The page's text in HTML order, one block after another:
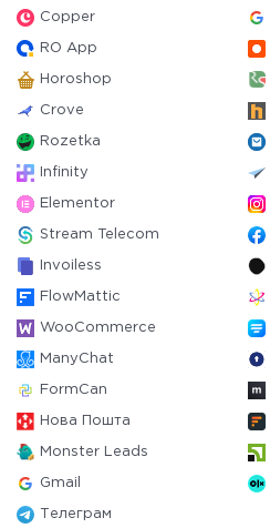
Copper
RO App
Horoshop
Crove
Rozetka
Infinity
Elementor
Stream Telecom
Invoiless
FlowMattic
WooCommerce
ManyChat
FormCan
Нова Пошта
Monster Leads
Gmail
Телеграм